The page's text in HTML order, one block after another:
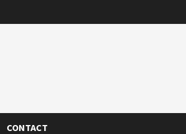
CONTACT